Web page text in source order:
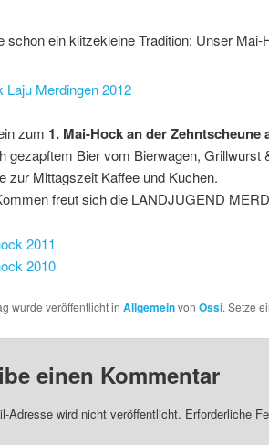
schon ein klitzekleine Tradition: Unser Mai-
zum 1. Mai-Hock an der Zehntscheune
gezapftem Bier vom Bierwagen, Grillwurst
zur Mittagszeit Kaffee und Kuchen.
freut sich die LANDJUGEND
2011
2010
wurde veröffentlicht in Allgemeinvon Ossi. Setze
einen Kommentar
Adresse wird nicht veröffentlicht. Erforderliche